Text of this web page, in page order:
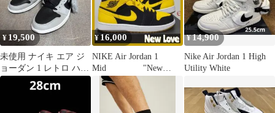
¥ 19,500
未使用 ナイキ エア ジ
ョーダン 1 レトロ ハイ
シャドウ 2.0
¥16,000
NIKE Air Jordan 1
Mid "New
Love" 美品
¥14,900
Nike Air Jordan 1 High
Utility White